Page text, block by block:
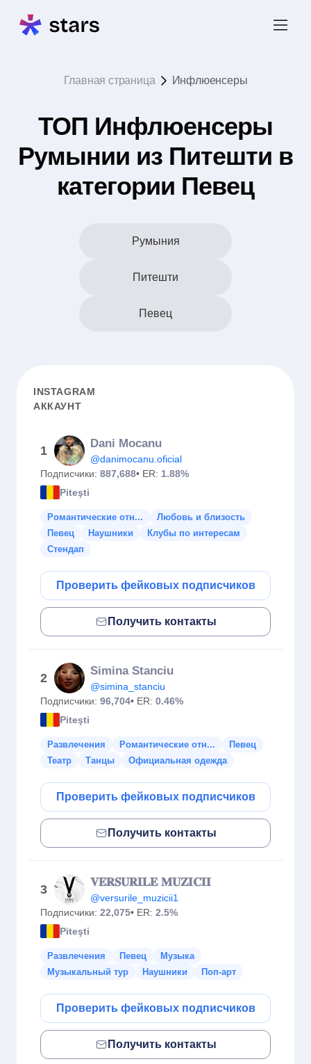
Главная страница Инфлюенсеры
ТОП Инфлюенсеры
Румынии из Питешти в
категории Певец
Румыния
Питешти
Певец
INSTAGRAM
АККАУНТ
1
Dani Mocanu
@danimocanu.oficial
Подписчики: 887,688• ER: 1.88%
Piteşti
Романтические отн...
Любовь и близость
Певец
Наушники
Клубы по интересам
Стендап
Проверить фейковых подписчиков
Получить контакты
2
Simina Stanciu
@simina_stanciu
Подписчики: 96,704• ER: 0.46%
Piteşti
Развлечения Романтические отн...
Певец
Театр
Танцы Официальная одежда
Проверить фейковых подписчиков
Получить контакты
3
𝐕𝐄𝐑𝐒𝐔𝐑𝐈𝐋𝐄 𝐌𝐔𝐙𝐈𝐂𝐈𝐈
@versurile_muzicii1
Подписчики: 22,075• ER: 2.5%
Piteşti
Развлечения Певец
Музыка
Музыкальный тур
Наушники Поп-арт
Проверить фейковых подписчиков
Получить контакты